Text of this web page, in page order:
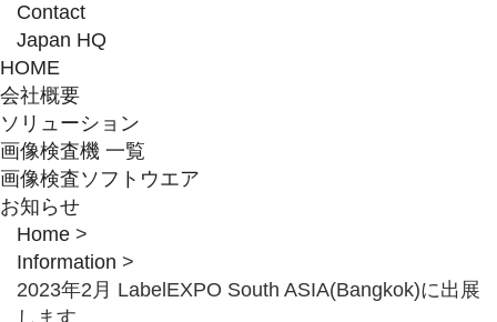
Contact
Japan HQ
HOME
会社概要
ソリューション
画像検査機 一覧
画像検査ソフトウエア
お知らせ
Home>
Information >
2023年2月 LabelEXPO South ASIA(Bangkok)に出展
します。